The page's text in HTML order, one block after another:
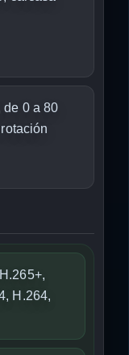
de 0 a 80
H.264,